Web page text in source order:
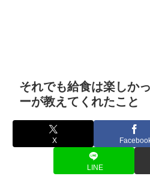
それでも給食は楽しか
ーが教えてくれたこと
X
LINE